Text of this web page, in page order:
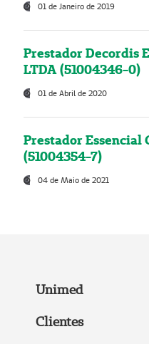
01 de Janeiro de 2019
Prestador Decordis
LTDA (51004346-0)
01 de Abril de 2020
Prestador Essencial
(51004354-7)
04 de Maio de 2021
Unimed
Clientes